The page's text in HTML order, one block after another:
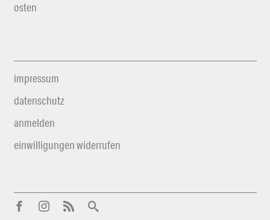
osten
impressum
datenschutz
anmelden
einwilligungen widerrufen